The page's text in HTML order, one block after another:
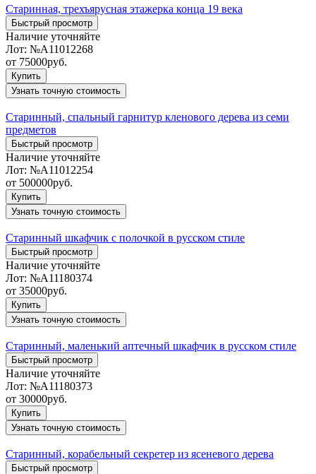
Старинная, трехъярусная этажерка конца 19 века
Быстрый просмотр
Наличие уточняйте
Лот: №А11012268
от 75000руб.
Купить
Узнать точную стоимость
Старинный, спальный гарнитур кленового дерева из семи
предметов
Быстрый просмотр
Наличие уточняйте
Лот: №А11012254
от 500000руб.
Купить
Узнать точную стоимость
Старинный шкафчик с полочкой в русском стиле
Быстрый просмотр
Наличие уточняйте
Лот: №А11180374
от 35000руб.
Купить
Узнать точную стоимость
Старинный, маленький аптечный шкафчик в русском стиле
Быстрый просмотр
Наличие уточняйте
Лот: №А11180373
от 30000руб.
Купить
Узнать точную стоимость
Старинный, корабельный секретер из ясеневого дерева
Быстрый просмотр